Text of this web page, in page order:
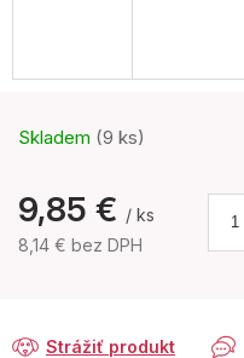
Skladem (9 ks)
9,85 € / ks
8,14 € bez DPH
Strážiť produkt